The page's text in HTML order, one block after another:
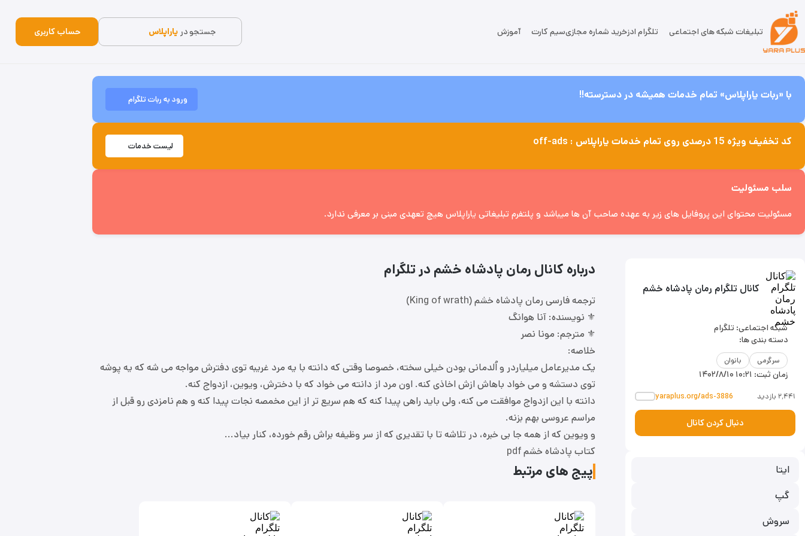
تبلیغات شبکه های اجتماعی تلگرام ادزخرید شماره مجازیسیم کارت آموزش جستجو در یاراپلاس حساب کاربری
با «ربات یاراپلاس» تمام خدمات همیشه در دسترسته!! ورود به ربات تلگرام
کد تخفیف ویژه 15 درصدی روی تمام خدمات یاراپلاس : off-ads لیست خدمات
سلب مسئولیت
مسئولیت محتوای این پروفایل های زیر به عهده صاحب آن ها میباشد و پلتفرم تبلیغاتی یاراپلاس هیچ تعهدی مبنی بر معرفی ندارد.
کانال تلگرام رمان پادشاه خشم
شبکه اجتماعی: تلگرام
دسته بندی ها:
سرگرمی بانوان
زمان ثبت: ۱۴۰۲/۸/۱۰ ۱۰:۲۱
۲٬۴۴۱ بازدید yaraplus.org/ads-3886
دنبال کردن کانال
ایتا
گپ
سروش
درباره کانال رمان پادشاه خشم در تلگرام
ترجمه فارسی رمان پادشاه خشم (King of wrath)
⚜ نویسنده: آنا هوانگ
⚜ مترجم: مونا نصر
خلاصه:
یک مدیرعامل میلیاردر و اُلدمانی بودن خیلی سخته، خصوصا وقتی که دانته با یه مرد غریبه توی دفترش مواجه می شه که یه پوشه
توی دستشه و می خواد باهاش ازش اخاذی کنه‌. اون مرد از دانته می خواد که با دخترش، ویوین، ازدواج کنه.
دانته با این ازدواج موافقت می کنه، ولی باید راهی پیدا کنه که هم سریع تر از این مخمصه نجات پیدا کنه و هم نامزدی رو قبل از
مراسم عروسی بهم بزنه.
و ویوین که از همه جا بی خبره، در تلاشه تا با تقدیری که از سر وظیفه براش رقم خورده، کنار بیاد...
کتاب پادشاه خشم pdf
پیج های مرتبط